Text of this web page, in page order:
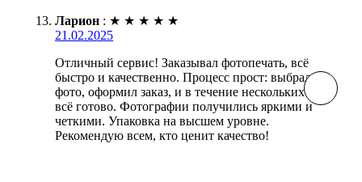
Ларион : ★ ★ ★ ★ ★
21.02.2025
Отличный сервис! Заказывал фотопечать, всё
быстро и качественно. Процесс прост: выбрал
фото, оформил заказ, и в течение нескольких дней
всё готово. Фотографии получились яркими и
четкими. Упаковка на высшем уровне.
Рекомендую всем, кто ценит качество!